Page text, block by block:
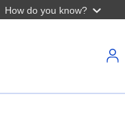
How do you know?